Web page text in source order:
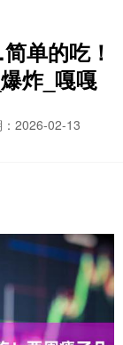
单的吃！
炸_嘎嘎
：2026-02-13